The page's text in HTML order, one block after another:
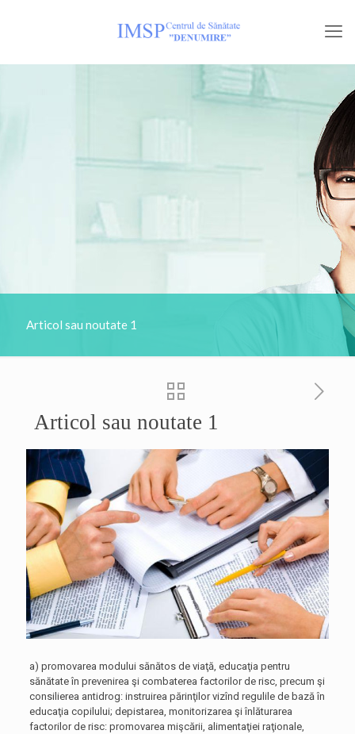
Articol sau noutate 1
Articol sau noutate 1
a) promovarea modului sănătos de viaţă, educaţia pentru
sănătate în prevenirea şi combaterea factorilor de risc, precum şi
consilierea antidrog: instruirea părinţilor vizînd regulile de bază în
educaţia copilului; depistarea, monitorizarea şi înlăturarea
factorilor de risc: promovarea mişcării, alimentaţiei raţionale,